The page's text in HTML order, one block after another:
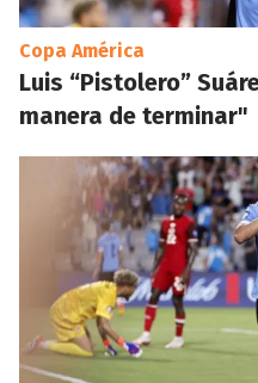
Copa América
Luis “Pistolero”
manera de terminar"